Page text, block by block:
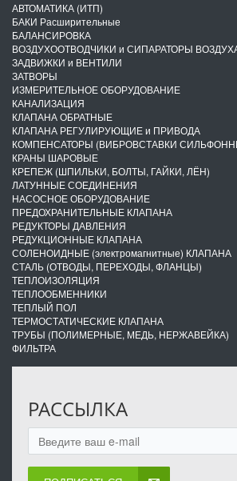
АВТОМАТИКА (ИТП)
БАКИ Расширительные
БАЛАНСИРОВКА
ВОЗДУХООТВОДЧИКИ и СИПАРАТОРЫ
ЗАДВИЖКИ и ВЕНТИЛИ
ЗАТВОРЫ
ИЗМЕРИТЕЛЬНОЕ ОБОРУДОВАНИЕ
КАНАЛИЗАЦИЯ
КЛАПАНА ОБРАТНЫЕ
КЛАПАНА РЕГУЛИРУЮЩИЕ и ПРИВОДА
КОМПЕНСАТОРЫ (ВИБРОВСТАВКИ
КРАНЫ ШАРОВЫЕ
КРЕПЕЖ (ШПИЛЬКИ, БОЛТЫ, ГАЙКИ, ЛЁН)
ЛАТУННЫЕ СОЕДИНЕНИЯ
НАСОСНОЕ ОБОРУДОВАНИЕ
ПРЕДОХРАНИТЕЛЬНЫЕ КЛАПАНА
РЕДУКТОРЫ ДАВЛЕНИЯ
РЕДУКЦИОННЫЕ КЛАПАНА
СОЛЕНОИДНЫЕ (электромагнитные) КЛАПАНА
СТАЛЬ (ОТВОДЫ, ПЕРЕХОДЫ, ФЛАНЦЫ)
ТЕПЛОИЗОЛЯЦИЯ
ТЕПЛООБМЕННИКИ
ТЕПЛЫЙ ПОЛ
ТЕРМОСТАТИЧЕСКИЕ КЛАПАНА
ТРУБЫ (ПОЛИМЕРНЫЕ, МЕДЬ, НЕРЖАВЕЙКА)
ФИЛЬТРА
РАССЫЛКА